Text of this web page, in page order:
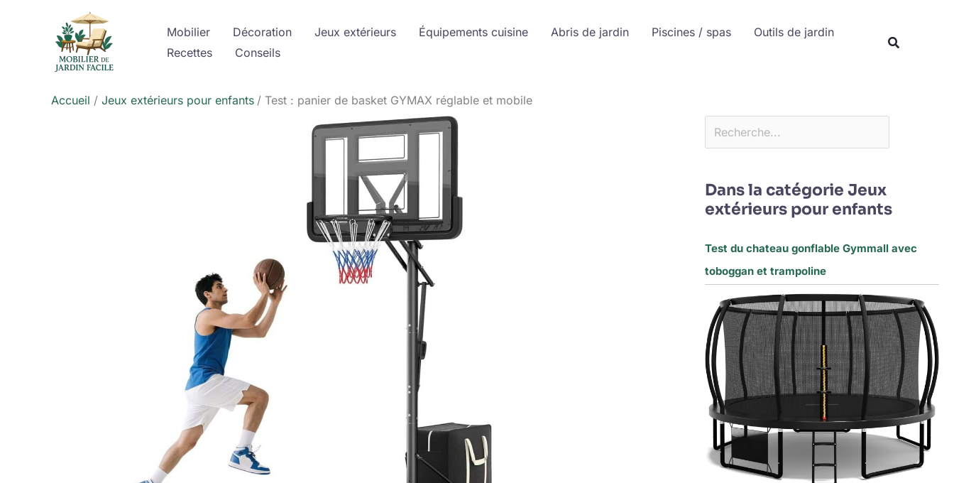
Mobilier Décoration Jeux extérieurs Équipements cuisine Abris de jardin Piscines / spas
Outils de jardin
Recettes
Conseils
Accueil Jeux extérieurs pour enfants Test : panier de basket GYMAX réglable et mobile
Dans la catégorie Jeux
extérieurs pour enfants
Test du chateau gonflable Gymmall avec
toboggan et trampoline